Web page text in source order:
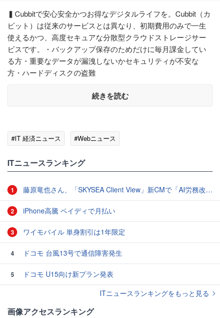
▍Cubbitで安心安全かつお得なデジタルライフを。Cubbit（カ
ビット）は従来のサービスとは異なり、初期費用のみで一生
使えるかつ、高度セキュアな分散型クラウドストレージサー
ビスです。・バックアップ保存のためだけに毎月課金してい
る方・重要なデータが漏洩しないかセキュリティが不安な
方・ハードディスクの盗難
続きを読む
#IT 経済ニュース #Webニュース
ITニュースランキング
1 藤原竜也さん、「SKYSEA Client View」新CMで「AI労務改善」をアピール 働き方をAIが分析したら「すぐに休んで」と言われる？
2 iPhone高騰 ペイディで月払い
3 ワイモバイル 単身割引は1年限定
4 ドコモ 台風13号で通信障害発生
5
ドコモ U15向け新プラン発表
ITニュースランキングをもっと見る
画像アクセスランキング